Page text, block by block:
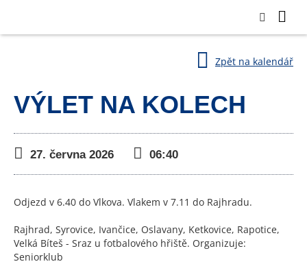
Zpět na kalendář
VÝLET NA KOLECH
27. června 2026 06:40
Odjezd v 6.40 do Vlkova. Vlakem v 7.11 do Rajhradu.
Rajhrad, Syrovice, Ivančice, Oslavany, Ketkovice, Rapotice,
Velká Bíteš - Sraz u fotbalového hřiště. Organizuje:
Seniorklub